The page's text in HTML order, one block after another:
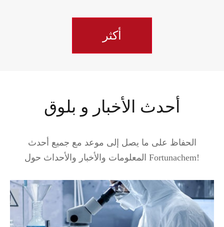
أكثر
أحدث الأخبار و بلوق
الحفاظ على ما يصل إلى موعد مع جميع أحدث
المعلومات والأخبار والأحداث حول Fortunachem!